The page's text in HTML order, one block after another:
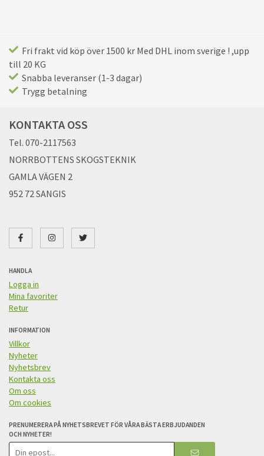
Fri frakt vid köp över 1500 kr Med DHL inom sverige ! ,upp
till 20 KG
Snabba leveranser (1-3 dagar)
Trygg betalning
KONTAKTA OSS
Tel. 070-2117563
NORRBOTTENS SKOGSTEKNIK
GAMLA VÄGEN 2
952 72 SANGIS
HANDLA
Logga in
Mina favoriter
Retur
INFORMATION
Villkor
Nyheter
Nyhetsbrev
Kontakta oss
Om oss
Om cookies
PRENUMERERA PÅ NYHETSBREVET FÖR VÅRA BÄSTA ERBJUDANDEN
OCH NYHETER!
E-